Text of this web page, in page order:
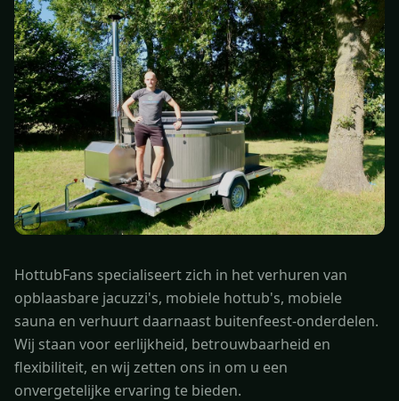
HottubFans specialiseert zich in het verhuren van
opblaasbare jacuzzi's, mobiele hottub's, mobiele
sauna en verhuurt daarnaast buitenfeest-onderdelen.
Wij staan voor eerlijkheid, betrouwbaarheid en
flexibiliteit, en wij zetten ons in om u een
onvergetelijke ervaring te bieden.